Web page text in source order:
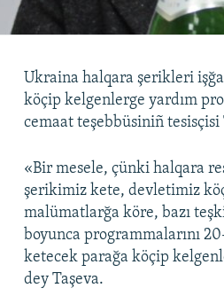
Ukraina halqara şerikleri
köçip kelgenlerge yardım
cemaat teşebbüsiniñ
«Bir mesele, çünki halqara
şerikimiz kete, devletimiz
malümatlarğa köre, bazı
boyunca programmalarını
ketecek parağa köçip
dey Taşeva.